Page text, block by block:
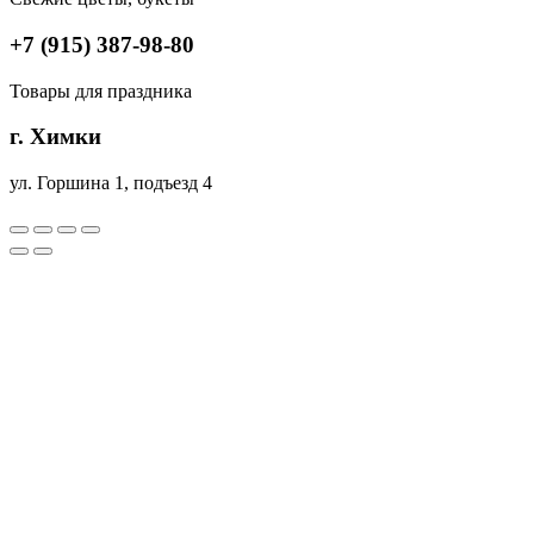
+7 (915) 387-98-80
Товары для праздника
г. Химки
ул. Горшина 1, подъезд 4